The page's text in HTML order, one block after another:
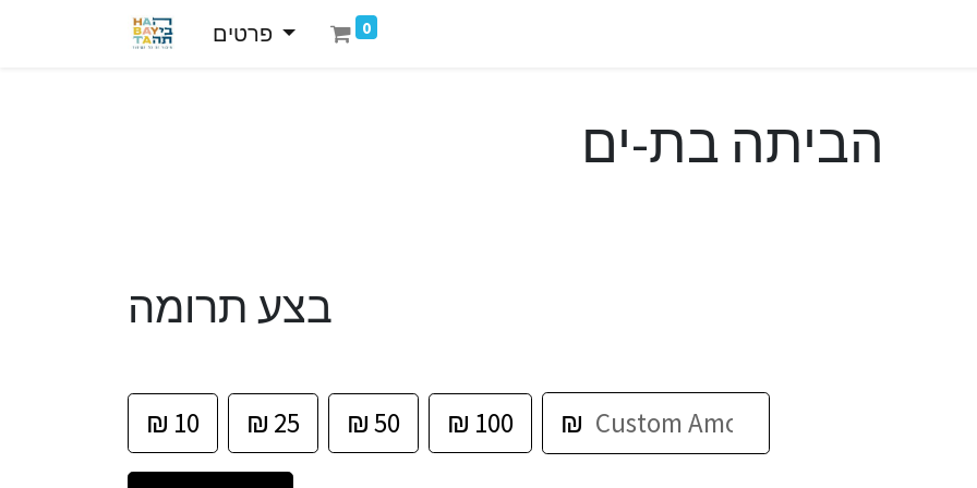
פרטים 0
הביתה בת-ים
בצע תרומה
₪ 10 ₪ 25 ₪50 ₪ 100 ₪